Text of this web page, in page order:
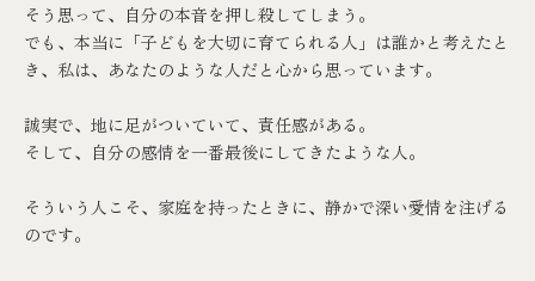
そう思って、自分の本音を押し殺してしまう。
でも、本当に「子どもを大切に育てられる人」は誰かと考えたと
き、私は、あなたのような人だと心から思っています。
誠実で、地に足がついていて、責任感がある。
そして、自分の感情を一番最後にしてきたような人。
そういう人こそ、家庭を持ったときに、静かで深い愛情を注げる
のです。